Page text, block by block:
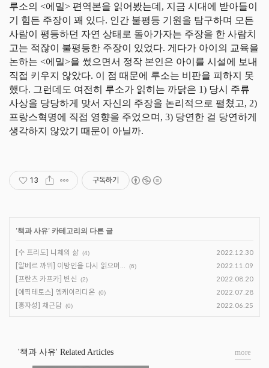
루소의 <에밀> 편역본을 읽어봤는데, 지금 시대에 받아들이
기 힘든 주장이 꽤 있다. 인간 불평등 기원을 탐구하며 모든
사람이 평등하던 자연 상태로 돌아가자는 주장을 한 사람치
고는 적잖이 불평등한 주장이 있었다. 게다가 아이의 교육을
논하는 <에밀>을 썼으면서 정작 본인은 아이를 시설에 보내
직접 키우지 않았다. 이 점 때문에 루소는 비판을 피하지 못
했다. 그런데도 여전히 루소가 읽히는 까닭은 1) 당시 주류
사상을 당당하게 맞서 자신의 주장을 논리적으로 펼쳤고, 2)
프랑스혁명에 직접 영향을 주었으며, 3) 당연한 걸 당연하게
생각하지 않았기 때문이 아닐까.
13 구독하기
'책과 사유' 카테고리의 다른 글
[수 프리도] 니체의 삶 (4) 2022.12.30
[알베르 까뮈] 이방인을 다시 읽으며... (6) 2022.11.09
[프란츠 카프카] 변신 (2) 2022.08.20
[에픽테토스] 엥케이리디온 (0) 2022.07.28
[홍자성] 채근담 (0) 2022.06.25
'책과 사유' Related Articles more